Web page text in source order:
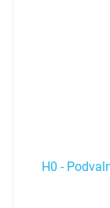
H0 -